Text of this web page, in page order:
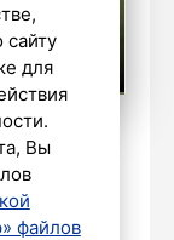
для
Вы
файлов